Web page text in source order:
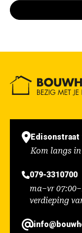
Kom langs
079-3310700
ma–vr
verdieping